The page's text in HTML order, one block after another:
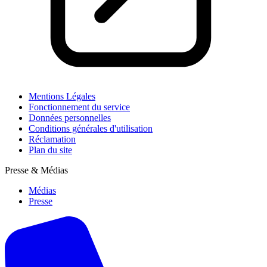
Mentions Légales
Fonctionnement du service
Données personnelles
Conditions générales d'utilisation
Réclamation
Plan du site
Presse & Médias
Médias
Presse